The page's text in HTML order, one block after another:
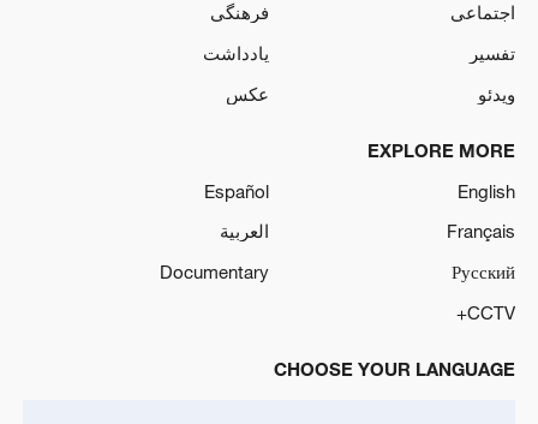
اجتماعی
فرهنگی
تفسیر
یادداشت
ویدئو
عکس
EXPLORE MORE
English
Español
Français
العربية
Русский
Documentary
CCTV+
CHOOSE YOUR LANGUAGE